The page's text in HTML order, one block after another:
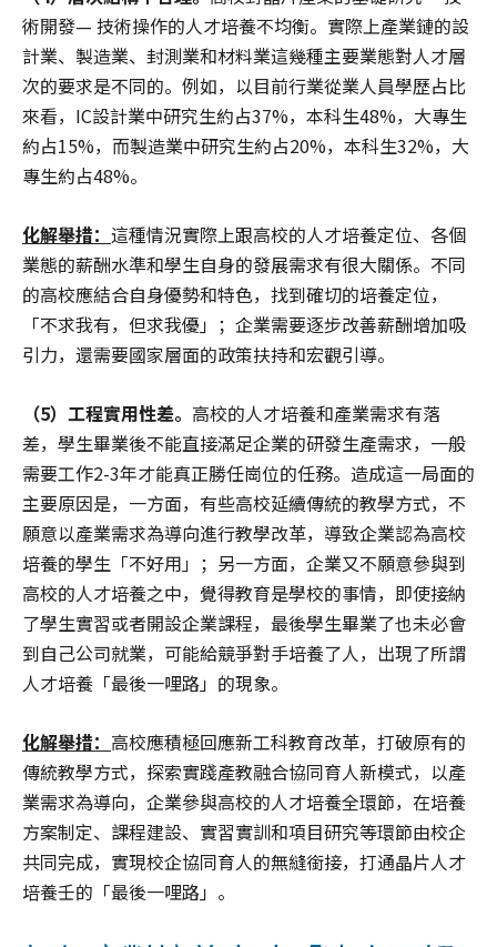
術開發— 技術操作的人才培養不均衡。實際上產業鏈的設
計業、製造業、封測業和材料業這幾種主要業態對人才層
次的要求是不同的。例如，以目前行業從業人員學歷占比
來看，IC設計業中研究生約占37%，本科生48%，大專生
約占15%，而製造業中研究生約占20%，本科生32%，大
專生約占48%。
化解舉措： 這種情況實際上跟高校的人才培養定位、各個
業態的薪酬水準和學生自身的發展需求有很大關係。不同
的高校應結合自身優勢和特色，找到確切的培養定位，
「不求我有，但求我優」；企業需要逐步改善薪酬增加吸
引力，還需要國家層面的政策扶持和宏觀引導。
（5）工程實用性差。 高校的人才培養和產業需求有落
差，學生畢業後不能直接滿足企業的研發生產需求，一般
需要工作2-3年才能真正勝任崗位的任務。造成這一局面的
主要原因是，一方面，有些高校延續傳統的教學方式，不
願意以產業需求為導向進行教學改革，導致企業認為高校
培養的學生「不好用」；另一方面，企業又不願意參與到
高校的人才培養之中，覺得教育是學校的事情，即使接納
了學生實習或者開設企業課程，最後學生畢業了也未必會
到自己公司就業，可能給競爭對手培養了人，出現了所謂
人才培養「最後一哩路」的現象。
化解舉措： 高校應積極回應新工科教育改革，打破原有的
傳統教學方式，探索實踐產教融合協同育人新模式，以產
業需求為導向，企業參與高校的人才培養全環節，在培養
方案制定、課程建設、實習實訓和項目研究等環節由校企
共同完成，實現校企協同育人的無縫銜接，打通晶片人才
培養壬的「最後一哩路」。